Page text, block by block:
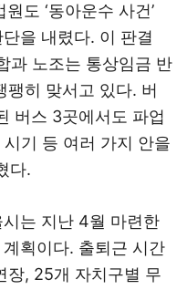
도 ‘동아운수 사건’
을 내렸다. 이 판결
과 노조는 통상임금 반
팽히 맞서고 있다. 버
버스 3곳에서도 파업
기 등 여러 가지 안을
다.
는 지난 4월 마련한
획이다. 출퇴근 시간
장, 25개 자치구별 무